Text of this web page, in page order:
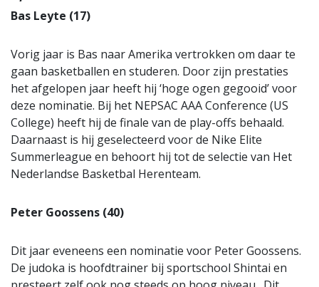
Bas Leyte (17)
Vorig jaar is Bas naar Amerika vertrokken om daar te
gaan basketballen en studeren. Door zijn prestaties
het afgelopen jaar heeft hij ‘hoge ogen gegooid’ voor
deze nominatie. Bij het NEPSAC AAA Conference (US
College) heeft hij de finale van de play-offs behaald.
Daarnaast is hij geselecteerd voor de Nike Elite
Summerleague en behoort hij tot de selectie van Het
Nederlandse Basketbal Herenteam.
Peter Goossens (40)
Dit jaar eveneens een nominatie voor Peter Goossens.
De judoka is hoofdtrainer bij sportschool Shintai en